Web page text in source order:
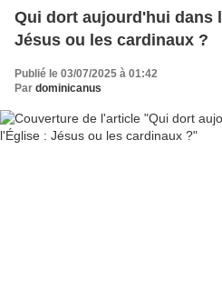
Qui dort aujourd'hui dans
Jésus ou les cardinaux ?
Publié le 03/07/2025 à 01:42
Par dominicanus